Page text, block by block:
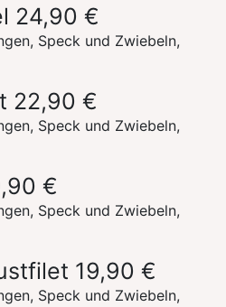
24,90 €
Speck und Zwiebeln,
22,90 €
Speck und Zwiebeln,
€
Speck und Zwiebeln,
19,90 €
Speck und Zwiebeln,